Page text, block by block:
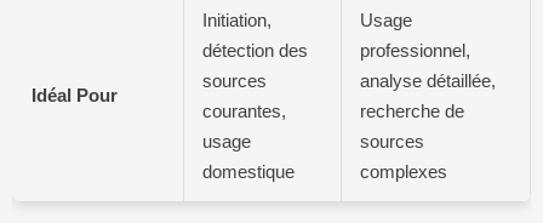
Idéal Pour
Initiation,
détection des
sources
courantes,
usage
domestique
Usage
professionnel,
analyse détaillée,
recherche de
sources
complexes